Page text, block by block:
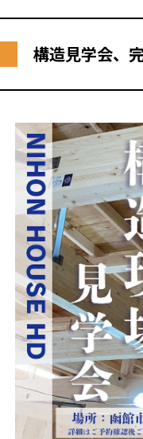
構造見学会、
全国の展示場
北海道
札幌
道央
道北
東北
青森
秋田
甲信越・北陸
新潟
関東
お近くのイベント
北海道
札幌
札幌
小樽
道央
苫小牧
小樽
道北
旭川
東北
青森県
八戸
青森
秋田県
秋田
岩手県
盛岡
甲信越・北陸
新潟県
新潟
長岡
甲府
関東
東京都
世田谷